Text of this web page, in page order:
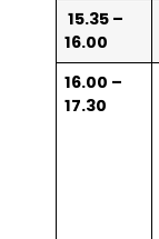
15.35 –
16.00
16.00 –
17.30